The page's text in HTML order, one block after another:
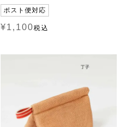
ポスト便対応
¥1,100税込